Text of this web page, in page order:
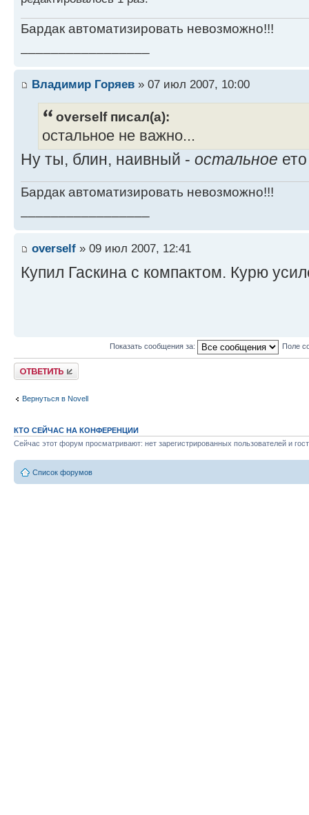
Бардак автоматизировать невозможно!!!
Владимир Горяев » 07 июл 2007, 10:00
overself писал(а):
остальное не важно...
Ну ты, блин, наивный - остальное
Бардак автоматизировать невозможно!!!
overself » 09 июл 2007, 12:41
Купил Гаскина с компактом. Курю
Показать сообщения за: Поле
Ответить
Вернуться в Novell
КТО СЕЙЧАС НА КОНФЕРЕНЦИИ
Сейчас этот форум просматривают: нет зарегистрированных пользователей и
Список форумов